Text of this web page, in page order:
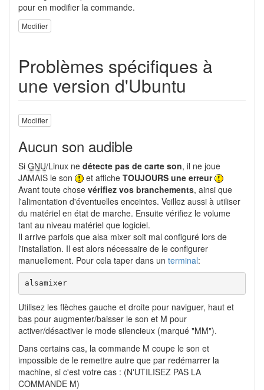
pour en modifier la commande.
Modifier
Problèmes spécifiques à
une version d'Ubuntu
Modifier
Aucun son audible
Si GNU/Linux ne détecte pas de carte son, il ne joue
JAMAIS le son
et affiche TOUJOURS une erreur
Avant toute chose vérifiez vos branchements, ainsi que
l'alimentation d'éventuelles enceintes. Veillez aussi à utiliser
du matériel en état de marche. Ensuite vérifiez le volume
tant au niveau matériel que logiciel.
Il arrive parfois que alsa mixer soit mal configuré lors de
l'installation. Il est alors nécessaire de le configurer
manuellement. Pour cela taper dans un terminal:
alsamixer
Utilisez les flèches gauche et droite pour naviguer, haut et
bas pour augmenter/baisser le son et M pour
activer/désactiver le mode silencieux (marqué "MM").
Dans certains cas, la commande M coupe le son et
impossible de le remettre autre que par redémarrer la
machine, si c'est votre cas : (N'UTILISEZ PAS LA
COMMANDE M)